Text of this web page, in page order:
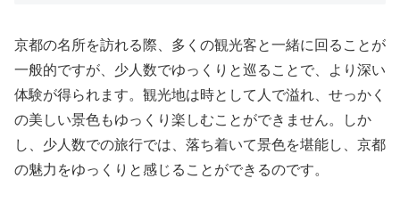
京都の名所を訪れる際、多くの観光客と一緒に回ることが
一般的ですが、少人数でゆっくりと巡ることで、より深い
体験が得られます。観光地は時として人で溢れ、せっかく
の美しい景色もゆっくり楽しむことができません。しか
し、少人数での旅行では、落ち着いて景色を堪能し、京都
の魅力をゆっくりと感じることができるのです。